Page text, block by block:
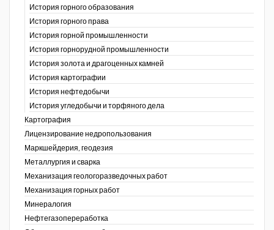
История горного образования
История горного права
История горной промышленности
История горнорудной промышленности
История золота и драгоценных камней
История картографии
История нефтедобычи
История угледобычи и торфяного дела
Картография
Лицензирование недропользования
Маркшейдерия, геодезия
Металлургия и сварка
Механизация геологоразведочных работ
Механизация горных работ
Минералогия
Нефтегазопереработка